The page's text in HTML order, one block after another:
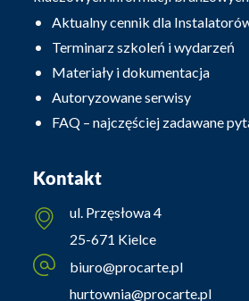
Aktualny cennik dla
Terminarz szkoleń i wydarzeń
Materiały i dokumentacja
Autoryzowane serwisy
FAQ – najczęściej zadawane
Kontakt
ul. Przęsłowa 4
25-671 Kielce
biuro@procarte.pl
hurtownia@procarte.pl